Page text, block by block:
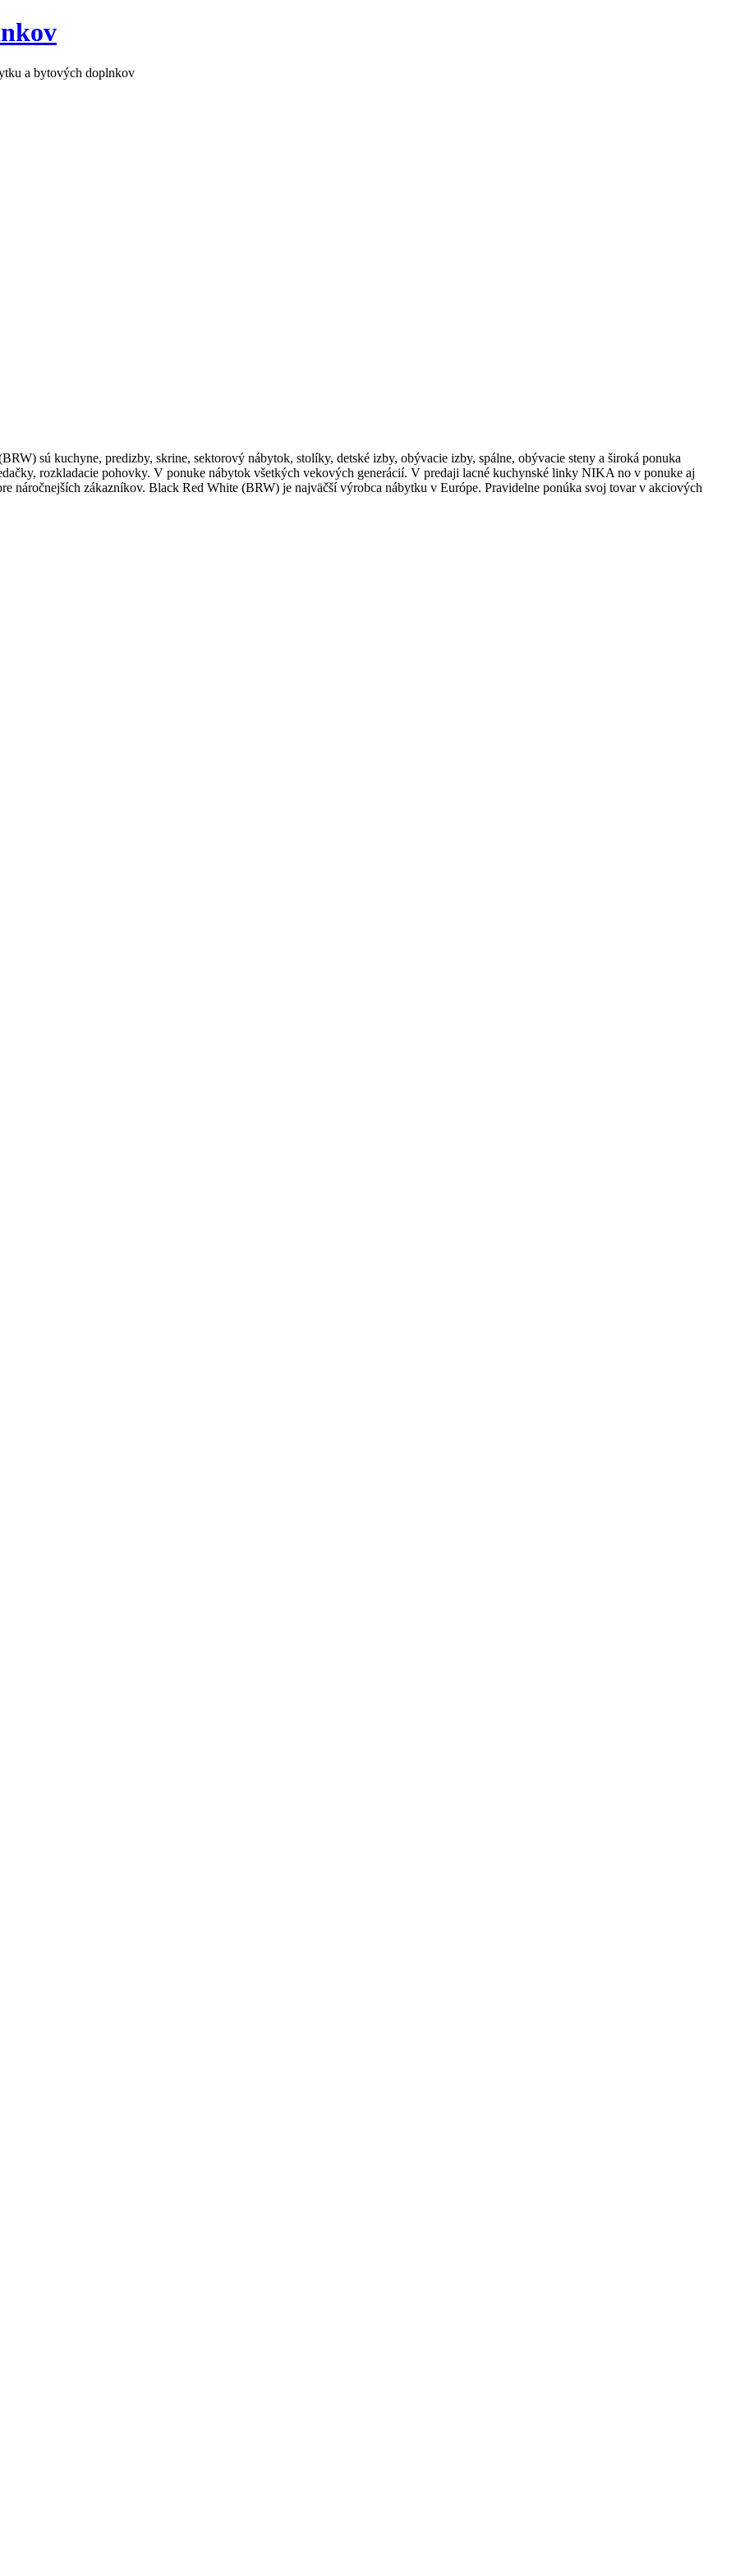
a bytových doplnkov
sú kuchyne, predizby, skrine, sektorový nábytok, stolíky, detské izby, obývacie izby, spálne, obývacie steny a široká ponuka
rozkladacie pohovky. V ponuke nábytok všetkých vekových generácií. V predaji lacné kuchynské linky NIKA no v ponuke aj
náročnejších zákazníkov. Black Red White (BRW) je najväčší výrobca nábytku v Európe. Pravidelne ponúka svoj tovar v akciových